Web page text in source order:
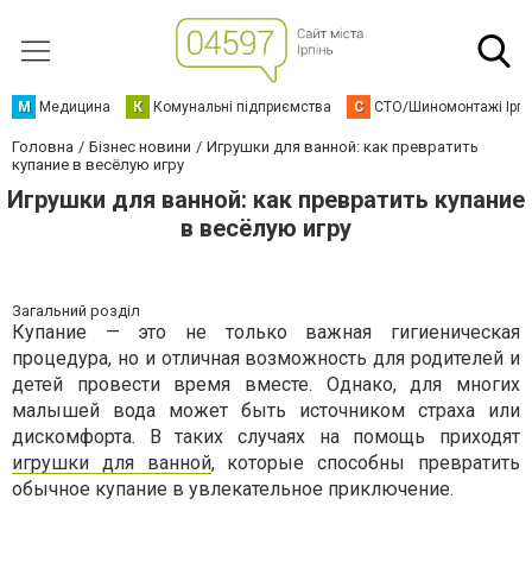
М Медицина К Комунальні підприємства С СТО/Шиномонтажі
Головна Бізнес новини
Игрушки для ванной: как превратить
купание в весёлую игру
Игрушки для ванной: как превратить купание
в весёлую игру
Загальний розділ
Купание — это не только важная гигиеническая
процедура, но и отличная возможность для родителей и
детей провести время вместе. Однако, для многих
малышей вода может быть источником страха или
дискомфорта. В таких случаях на помощь приходят
игрушки для ванной, которые способны превратить
обычное купание в увлекательное приключение.